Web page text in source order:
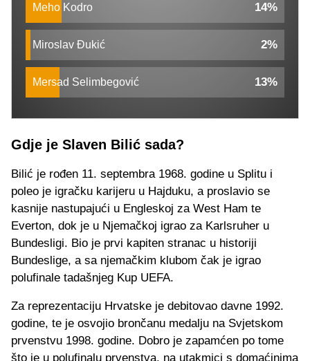
Meho Kodro 14%
Miroslav Đukić 2%
Mersad Selimbegović 13%
Gdje je Slaven Bilić sada?
Bilić je rođen 11. septembra 1968. godine u Splitu i
poleo je igračku karijeru u Hajduku, a proslavio se
kasnije nastupajući u Engleskoj za West Ham te
Everton, dok je u Njemačkoj igrao za Karlsruher u
Bundesligi. Bio je prvi kapiten stranac u historiji
Bundeslige, a sa njemačkim klubom čak je igrao
polufinale tadašnjeg Kup UEFA.
Za reprezentaciju Hrvatske je debitovao davne 1992.
godine, te je osvojio brončanu medalju na Svjetskom
prvenstvu 1998. godine. Dobro je zapamćen po tome
što je u polufinalu prvenstva, na utakmici s domaćinima